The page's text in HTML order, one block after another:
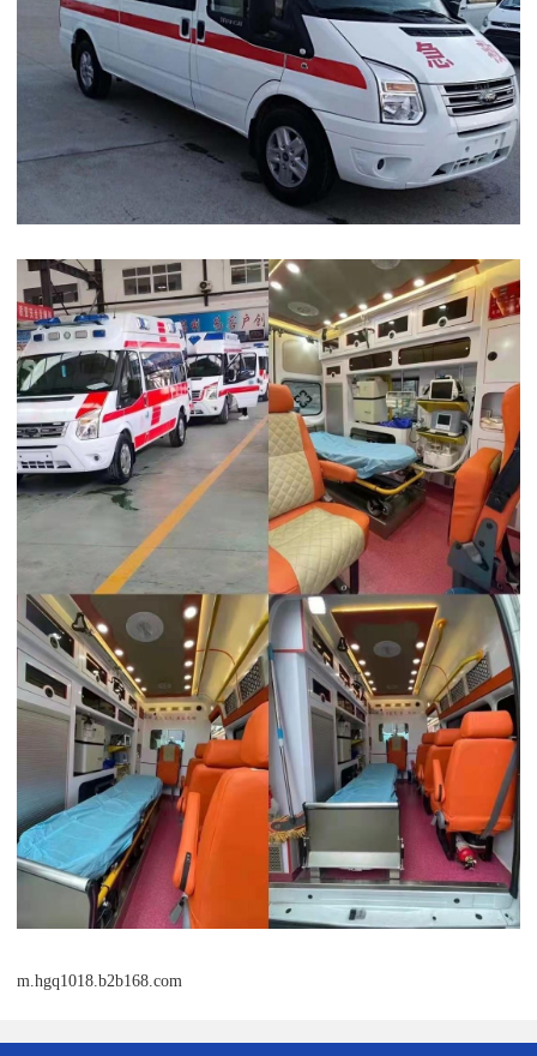
m.hgq1018.b2b168.com